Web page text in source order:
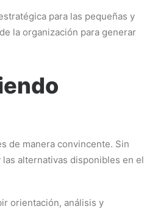
para las pequeñas y
la organización para generar
de manera convincente. Sin
alternativas disponibles en el
orientación, análisis y